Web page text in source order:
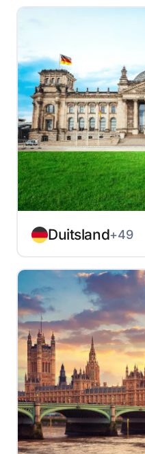
Duitsland+49